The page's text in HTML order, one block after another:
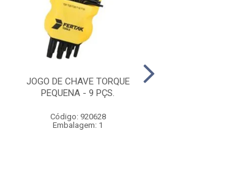
JOGO DE CHAVE TORQUE
PEQUENA - 9 PÇS.
Código: 920628
Embalagem: 1